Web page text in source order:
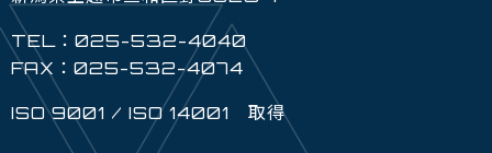
TEL：025-532-4040
FAX：025-532-4074
ISO 9001 / ISO 14001 取得